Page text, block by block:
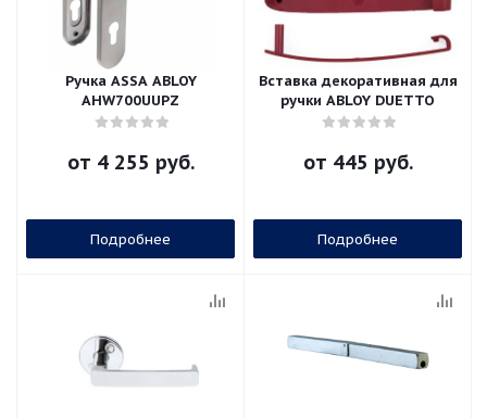
Ручка ASSA ABLOY
AHW700UUPZ
от 4 255 руб.
Подробнее
Вставка декоративная для
ручки ABLOY DUETTO
от 445 руб.
Подробнее